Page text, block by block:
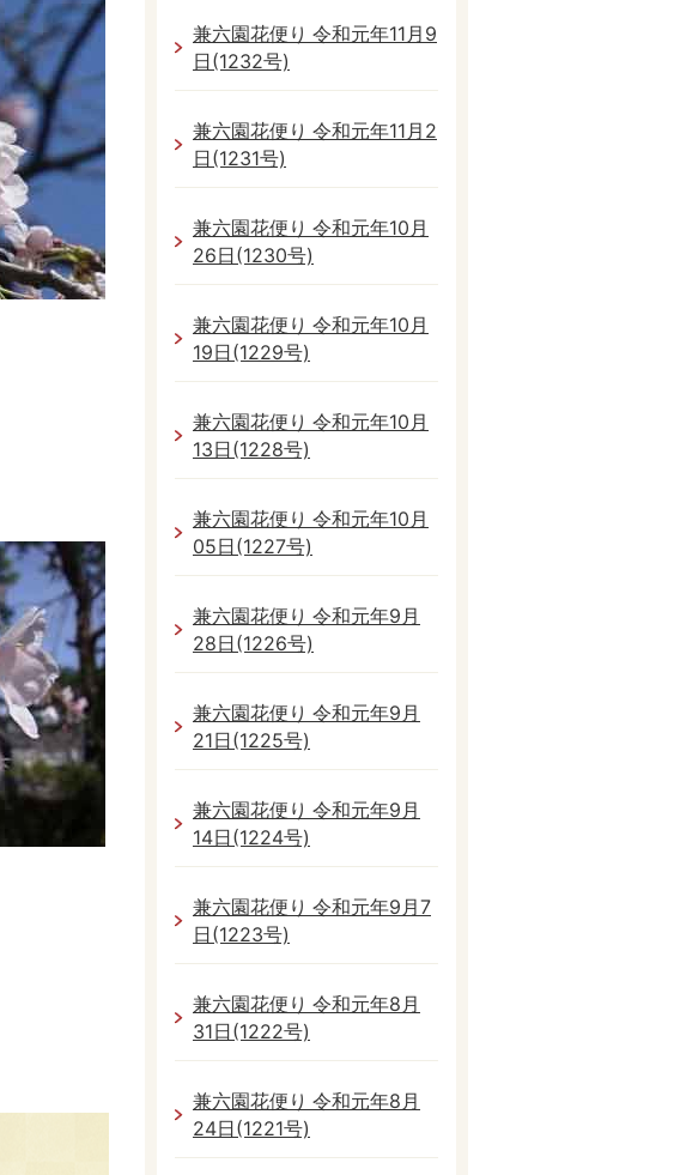
兼六園花便り 令和元年11月9
日(1232号)
兼六園花便り 令和元年11月2
日(1231号)
兼六園花便り 令和元年10月
26日(1230号)
兼六園花便り 令和元年10月
19日(1229号)
兼六園花便り 令和元年10月
13日(1228号)
兼六園花便り 令和元年10月
05日(1227号)
兼六園花便り 令和元年9月
28日(1226号)
兼六園花便り 令和元年9月
21日(1225号)
兼六園花便り 令和元年9月
14日(1224号)
兼六園花便り 令和元年9月7
日(1223号)
兼六園花便り 令和元年8月
31日(1222号)
兼六園花便り 令和元年8月
24日(1221号)